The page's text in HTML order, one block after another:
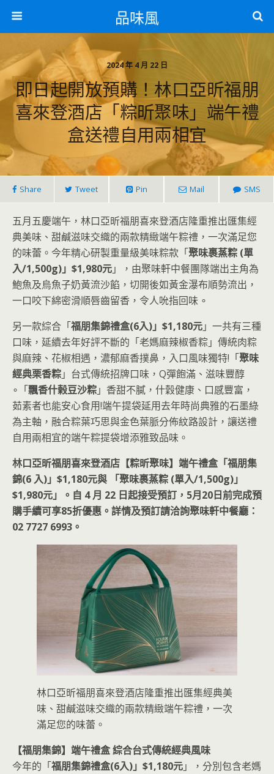
品味風
2024 年 4 月 22 日
即日起開放預購！林口亞昕福朋
喜來登酒店「粽昕聚味」端午禮
盒送禮自用兩相宜
Share Tweet Pin Mail SMS
五月五慶端午，林口亞昕福朋喜來登酒店隆重推出匯集經
典美味、甜鹹滋味交織的兩款精緻端午粽禮，一次滿足您
的味蕾。今年精心研製重量級美味粽款「聚味裹蒸粽 (單
入/1,500g)」$1,980元」，由聚味軒中餐團隊端出主角為
鮑魚及烏魚子奶黃流沙餡，切開後如黃金瀑布順勢流出，
一口咬下綿密滑順唇齒留香，令人吮指回味 ∘
另一款綜合「福朋集錦禮盒(6入)」$1,180元」一共有三種
口味，延續去年好評不斷的「老媽麻辣椒香粽」傳統肉粽
與麻辣、花椒相遇，濃郁麻香撲鼻，入口風味獨特!「聚味
經典栗香粽」台式傳統招牌口味，Q彈飽滿、滋味豐醇
∘「飄香什榖豆沙粽」香甜不膩，什穀健康、口感豐富，
茹素者也能安心食用!端午提袋延用去年時尚典雅的石墨綠
為主軸，融合粽葉巧思與金色葉脈分佈紋路設計，讓送禮
自用兩相宜的端午粽提袋增添雅致品味。
林口亞昕福朋喜來登酒店【粽昕聚味】端午禮盒「福朋集
錦(6 入)」$1,180元與 「聚味裹蒸粽 (單入/1,500g)」
$1,980元」。自 4 月 22 日起接受預訂，5月20日前完成預
購手續可享85折優惠。詳情及預訂請洽詢聚味軒中餐廳：
02 7727 6993。
林口亞昕福朋喜來登酒店隆重推出匯集經典美
味、甜鹹滋味交織的兩款精緻端午粽禮，一次
滿足您的味蕾。
【福朋集錦】端午禮盒 綜合台式傳統經典風味
今年的「福朋集錦禮盒(6入)」$1,180元」，分別包含老媽